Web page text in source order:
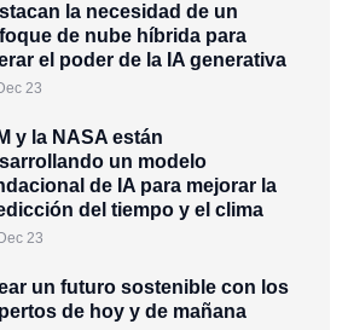
la necesidad de un
de nube híbrida para
el poder de la IA generativa
23
y la NASA están
un modelo
de IA para mejorar la
del tiempo y el clima
23
un futuro sostenible con los
de hoy y de mañana